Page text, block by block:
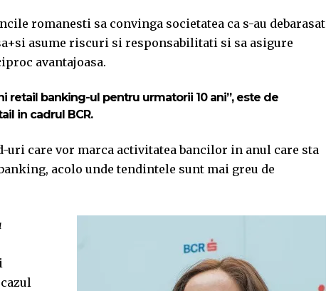
romanesti sa convinga societatea ca s-au debarasat
asume riscuri si responsabilitati si sa asigure
avantajoasa.
retail banking-ul pentru urmatorii 10 ani”, este de
in cadrul BCR.
uri care vor marca activitatea bancilor in anul care sta
acolo unde tendintele sunt mai greu de